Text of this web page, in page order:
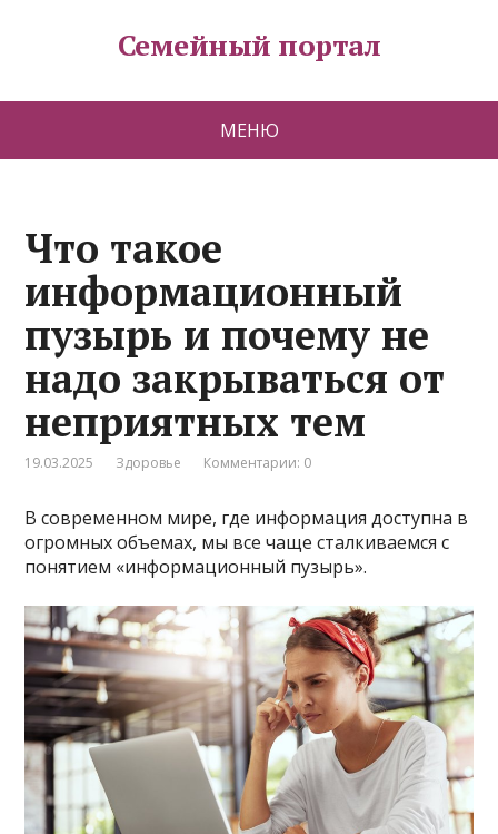
Семейный портал
МЕНЮ
Что такое
информационный
пузырь и почему не
надо закрываться от
неприятных тем
19.03.2025 Здоровье Комментарии: 0
В современном мире, где информация доступна в
огромных объемах, мы все чаще сталкиваемся с
понятием «информационный пузырь».